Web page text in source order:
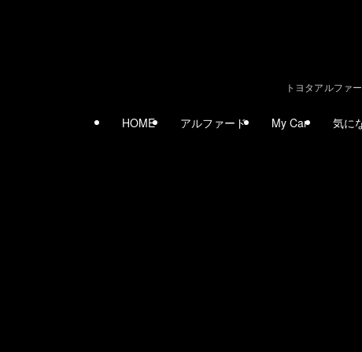
トヨタアルファ
HOME アルファード My Car 気に